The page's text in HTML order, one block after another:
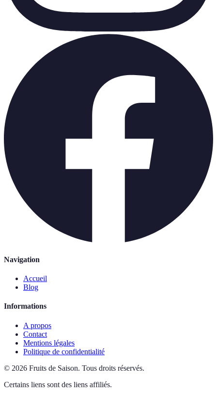
Navigation
Accueil
Blog
Informations
A propos
Contact
Mentions légales
Politique de confidentialité
© 2026 Fruits de Saison. Tous droits réservés.
Certains liens sont des liens affiliés.